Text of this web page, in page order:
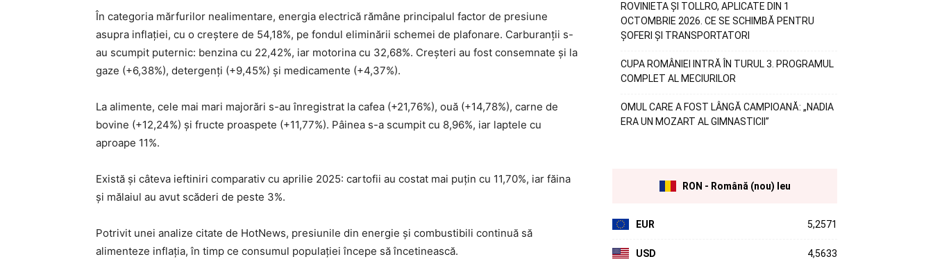
În categoria mărfurilor nealimentare, energia electrică rămâne principalul factor de presiune
asupra inflației, cu o creștere de 54,18%, pe fondul eliminării schemei de plafonare. Carburanții s-
au scumpit puternic: benzina cu 22,42%, iar motorina cu 32,68%. Creșteri au fost consemnate și la
gaze (+6,38%), detergenți (+9,45%) și medicamente (+4,37%).
La alimente, cele mai mari majorări s-au înregistrat la cafea (+21,76%), ouă (+14,78%), carne de
bovine (+12,24%) și fructe proaspete (+11,77%). Pâinea s-a scumpit cu 8,96%, iar laptele cu
aproape 11%.
Există și câteva ieftiniri comparativ cu aprilie 2025: cartofii au costat mai puțin cu 11,70%, iar făina
și mălaiul au avut scăderi de peste 3%.
Potrivit unei analize citate de HotNews, presiunile din energie și combustibili continuă să
alimenteze inflația, în timp ce consumul populației începe să încetinească.
ROVINIETA ȘI TOLLRO, APLICATE DIN 1
OCTOMBRIE 2026. CE SE SCHIMBĂ PENTRU
ȘOFERI ȘI TRANSPORTATORI
CUPA ROMÂNIEI INTRĂ ÎN TURUL 3. PROGRAMUL
COMPLET AL MECIURILOR
OMUL CARE A FOST LÂNGĂ CAMPIOANĂ: „NADIA
ERA UN MOZART AL GIMNASTICII”
RON - Română (nou) leu
EUR 5,2571
USD 4,5633